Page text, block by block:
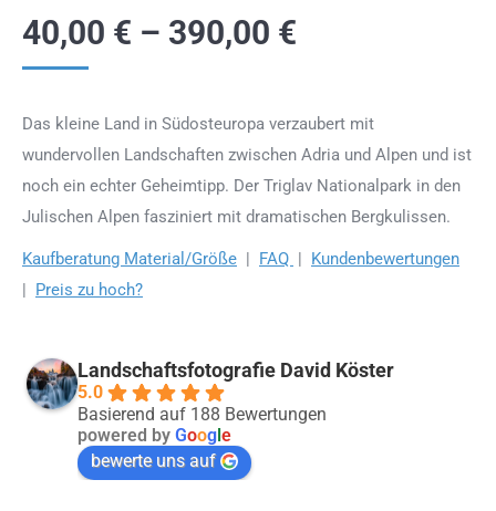
40,00 € – 390,00 €
Das kleine Land in Südosteuropa verzaubert mit
wundervollen Landschaften zwischen Adria und Alpen und ist
noch ein echter Geheimtipp. Der Triglav Nationalpark in den
Julischen Alpen fasziniert mit dramatischen Bergkulissen.
Kaufberatung Material/Größe | FAQ | Kundenbewertungen
| Preis zu hoch?
Landschaftsfotografie David Köster
5.0
Basierend auf 188 Bewertungen
powered by Google
bewerte uns auf